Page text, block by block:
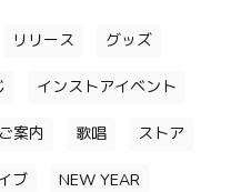
リリース グッズ
インストアイベント
ご案内 歌唱 ストア
ブ NEW YEAR